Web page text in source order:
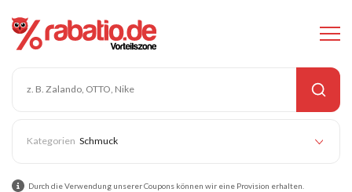
Schmuck
Durch die Verwendung unserer Coupons können wir eine Provision erhalten.